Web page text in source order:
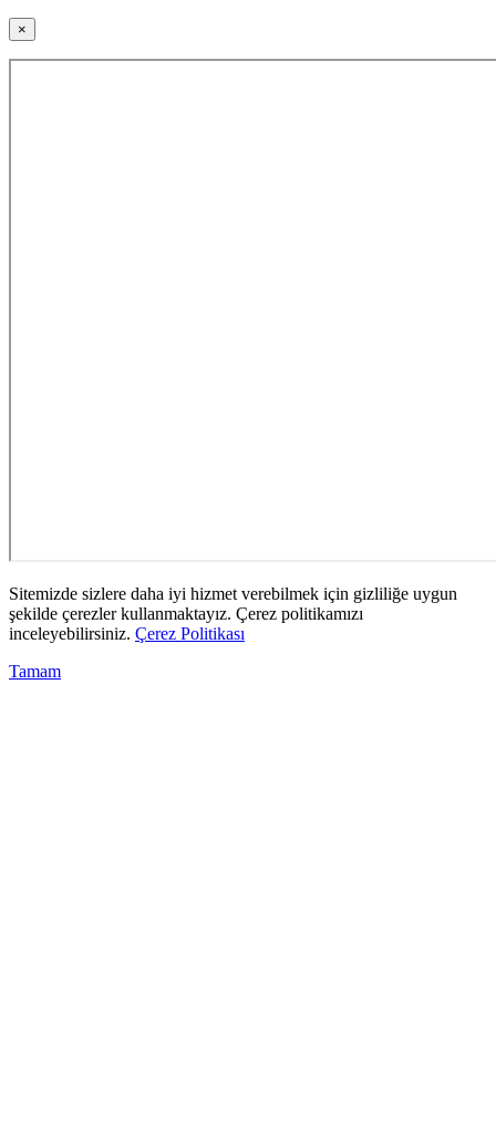
×
Sitemizde sizlere daha iyi hizmet verebilmek için gizliliğe uygun
şekilde çerezler kullanmaktayız. Çerez politikamızı
inceleyebilirsiniz. Çerez Politikası
Tamam